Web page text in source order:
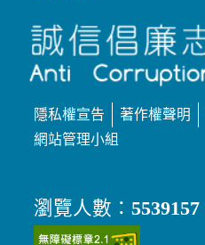
隱私權宣告 著作權聲明
網站管理小組
瀏覽人數： 5539157